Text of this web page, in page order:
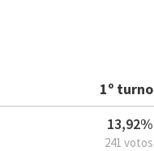
1º turno
13,92%
241 votos